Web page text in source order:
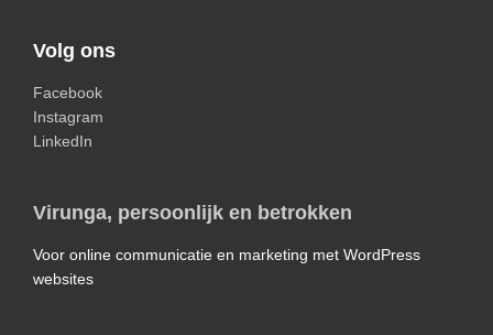
Volg ons
Facebook
Instagram
LinkedIn
Virunga, persoonlijk en betrokken
Voor online communicatie en marketing met WordPress
websites